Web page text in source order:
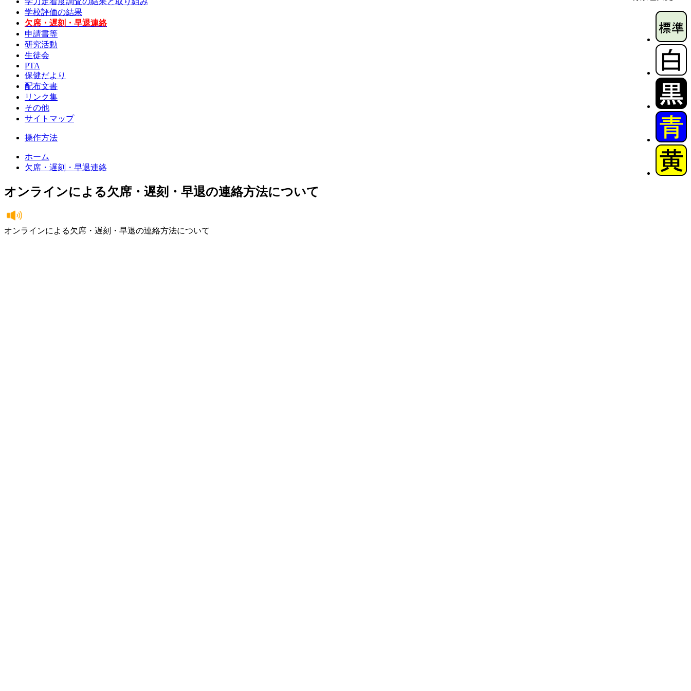
学校評価の結果
欠席・遅刻・早退連絡
申請書等
研究活動
生徒会
PTA
保健だより
配布文書
リンク集
その他
サイトマップ
操作方法
ホーム
欠席・遅刻・早退連絡
オンラインによる欠席・遅刻・早退の連絡方法について
オンラインによる欠席・遅刻・早退の連絡方法について